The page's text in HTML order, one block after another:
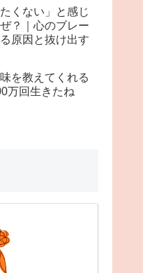
たくない」と感じ
？｜心のブレー
原因と抜け出す
を教えてくれる
万回生きたね